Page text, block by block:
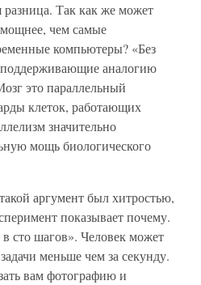
разница. Так как же может
чем самые
компьютеры? «Без
аналогию
это параллельный
клеток, работающих
значительно
мощь биологического
аргумент был хитростью,
показывает почему.
сто шагов». Человек может
меньше чем за секунду.
вам фотографию и